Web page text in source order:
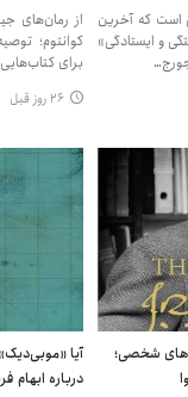
است که آخرین
و ایستادگی»
از رمان‌های
کوانتوم؛
برای
۲۶ روز قبل
شخصی؛
آیا
درباره ابهام